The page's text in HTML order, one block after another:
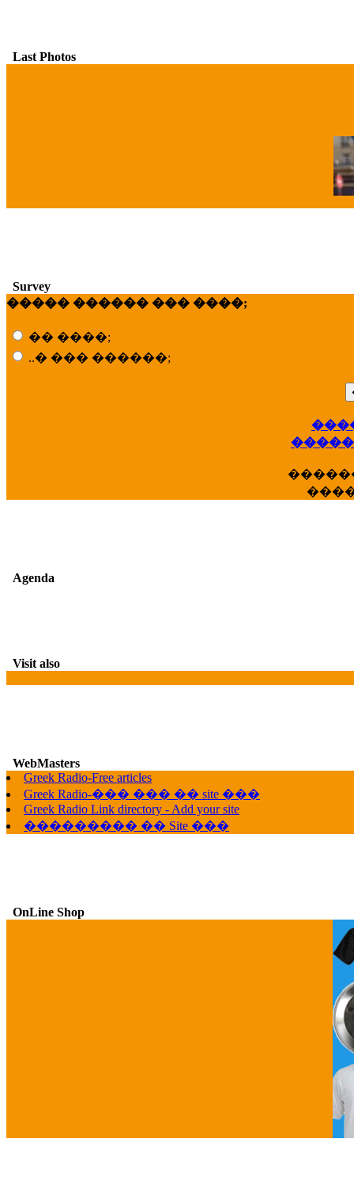
Last Photos
Survey
����� ������ ��� ����;
�� ����;
..� ��� ������;
Agenda
Visit also
WebMasters
Greek Radio-Free articles
Greek Radio-��� ��� �� site ���
Greek Radio Link directory - Add your site
��������� �� Site ���
OnLine Shop